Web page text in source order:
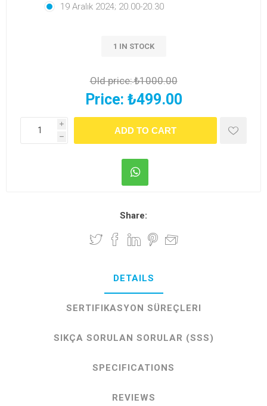
19 Aralık 2024; 20.00-20.30
1 IN STOCK
Old price:₺1000.00
Price: ₺499.00
i
h
Share:
DETAILS
SERTIFIKASYON SÜREÇLERI
SIKÇA SORULAN SORULAR (SSS)
SPECIFICATIONS
REVIEWS